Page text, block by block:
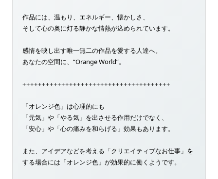
作品には、温もり、エネルギー、懐かしさ、
そして心の奥に灯る静かな情熱が込められています。
感情を映し出す唯一無二の作品を愛する人達へ。
あなたの空間に、“Orange World”。
++++++++++++++++++++++++++++++++++++++
「オレンジ色」は心理的にも
「元気」や「やる気」を出させる作用だけでなく、
「安心」や「心の痛みを和らげる」効果もあります。
また、アイデアなどを考える「クリエイティブなお仕事」を
する場合には「オレンジ色」が効果的に働くようです。